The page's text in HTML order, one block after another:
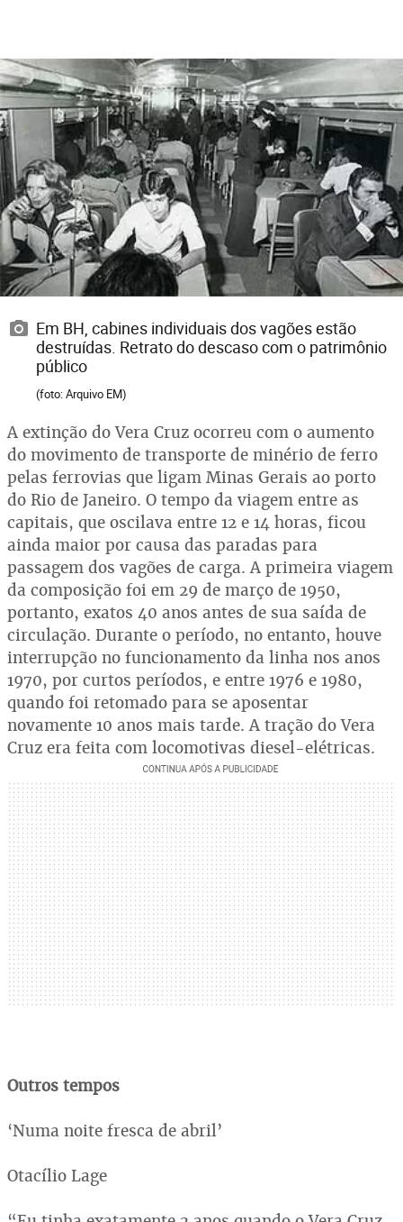
Em BH, cabines individuais dos vagões estão
destruídas. Retrato do descaso com o patrimônio
público
(foto: Arquivo EM)
A extinção do Vera Cruz ocorreu com o aumento
do movimento de transporte de minério de ferro
pelas ferrovias que ligam Minas Gerais ao porto
do Rio de Janeiro. O tempo da viagem entre as
capitais, que oscilava entre 12 e 14 horas, ficou
ainda maior por causa das paradas para
passagem dos vagões de carga. A primeira viagem
da composição foi em 29 de março de 1950,
portanto, exatos 40 anos antes de sua saída de
circulação. Durante o período, no entanto, houve
interrupção no funcionamento da linha nos anos
1970, por curtos períodos, e entre 1976 e 1980,
quando foi retomado para se aposentar
novamente 10 anos mais tarde. A tração do Vera
Cruz era feita com locomotivas diesel-elétricas.
Outros tempos
‘Numa noite fresca de abril’
Otacílio Lage